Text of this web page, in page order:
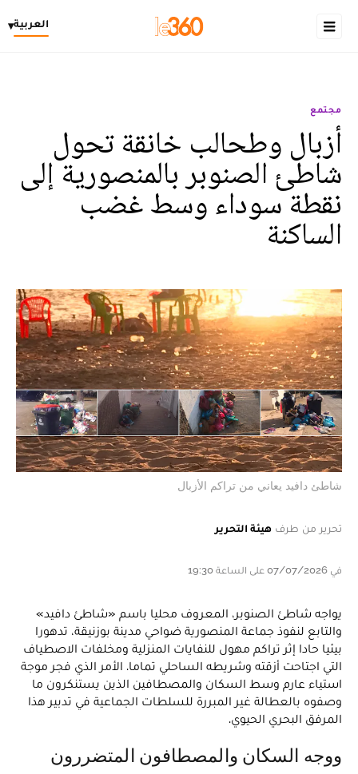
العربية▾
مجتمع
أزبال وطحالب خانقة تحول
شاطئ الصنوبر بالمنصورية إلى
نقطة سوداء وسط غضب
الساكنة
شاطئ دافيد يعاني من تراكم الأزبال
تحرير من طرف هيئة التحرير
في 07/07/2026 على الساعة 19:30
يواجه شاطئ الصنوبر، المعروف محليا باسم «شاطئ دافيد»
والتابع لنفوذ جماعة المنصورية ضواحي مدينة بوزنيقة، تدهورا
بيئيا حادا إثر تراكم مهول للنفايات المنزلية ومخلفات الاصطياف
التي اجتاحت أزقته وشريطه الساحلي تماما. الأمر الذي فجر موجة
استياء عارم وسط السكان والمصطافين الذين يستنكرون ما
وصفوه بالعطالة غير المبررة للسلطات الجماعية في تدبير هذا
المرفق البحري الحيوي.
ووجه السكان والمصطافون المتضررون